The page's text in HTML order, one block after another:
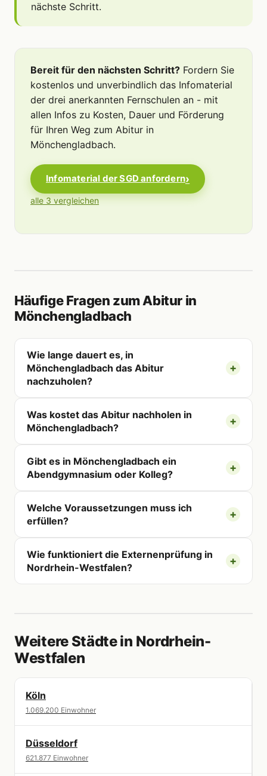
nächste Schritt.
Bereit für den nächsten Schritt? Fordern Sie
kostenlos und unverbindlich das Infomaterial
der drei anerkannten Fernschulen an - mit
allen Infos zu Kosten, Dauer und Förderung
für Ihren Weg zum Abitur in
Mönchengladbach.
Infomaterial der SGD anfordern
alle 3 vergleichen
Häufige Fragen zum Abitur in
Mönchengladbach
Wie lange dauert es, in
Mönchengladbach das Abitur
nachzuholen?
Was kostet das Abitur nachholen in
Mönchengladbach?
Gibt es in Mönchengladbach ein
Abendgymnasium oder Kolleg?
Welche Voraussetzungen muss ich
erfüllen?
Wie funktioniert die Externenprüfung in
Nordrhein-Westfalen?
Weitere Städte in Nordrhein-
Westfalen
Köln
1.069.200 Einwohner
Düsseldorf
621.877 Einwohner